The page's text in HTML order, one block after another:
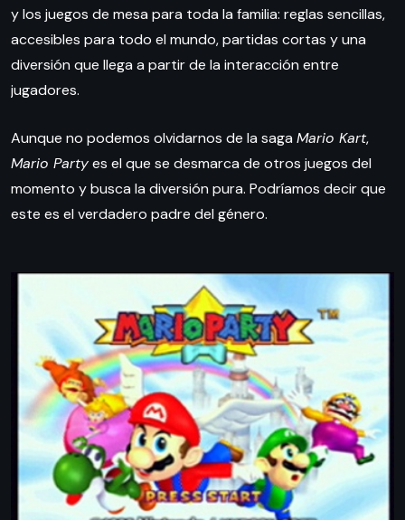
y los juegos de mesa para toda la familia: reglas sencillas,
accesibles para todo el mundo, partidas cortas y una
diversión que llega a partir de la interacción entre
jugadores.
Aunque no podemos olvidarnos de la saga Mario Kart,
Mario Partyes el que se desmarca de otros juegos del
momento y busca la diversión pura. Podríamos decir que
este es el verdadero padre del género.